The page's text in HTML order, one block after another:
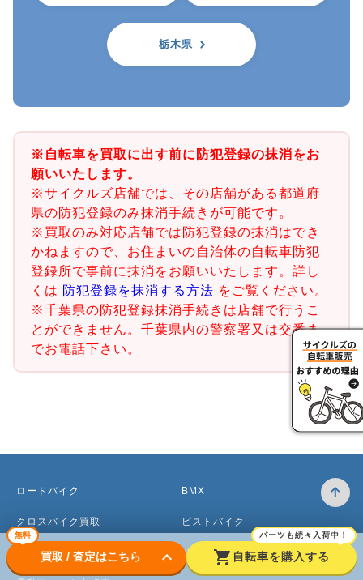
栃木県
※自転車を買取に出す前に防犯登録の抹消をお
願いいたします。
※サイクルズ店舗では、その店舗がある都道府
県の防犯登録のみ抹消手続きが可能です。
※買取のみ対応店舗では防犯登録の抹消はでき
かねますので、お住まいの自治体の自転車防犯
登録所で事前に抹消をお願いいたします。詳し
くは 防犯登録を抹消する方法 をご覧ください。
※千葉県の防犯登録抹消手続きは店舗で行うこ
とができません。千葉県内の警察署又は交番ま
でお電話下さい。
無料
買取 / 査定はこちら keyboard_arrow_down shopping_cart
パーツも続々入荷中！
自転車を購入する
ロードバイク
クロスバイク買取
マウンテンバイク買取
BMX
ピストバイク
ベビーカー